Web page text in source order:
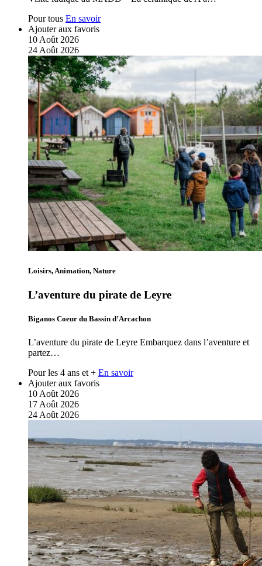
Pour tous En savoir
Ajouter aux favoris
10 Août 2026
24 Août 2026
Loisirs, Animation, Nature
L’aventure du pirate de Leyre
Biganos Coeur du Bassin d’Arcachon
L’aventure du pirate de Leyre Embarquez dans l’aventure et
partez…
Pour les 4 ans et + En savoir
Ajouter aux favoris
10 Août 2026
17 Août 2026
24 Août 2026